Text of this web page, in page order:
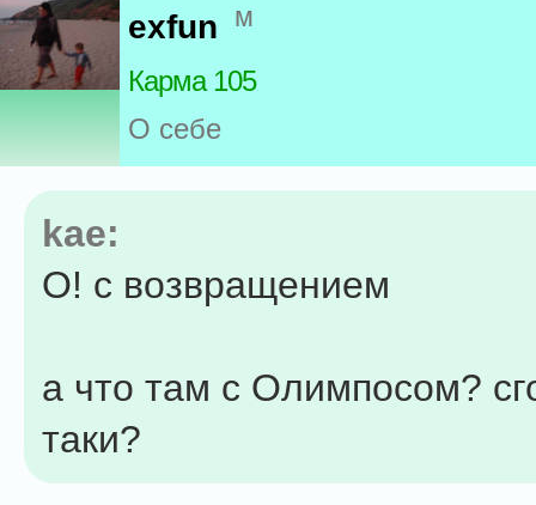
exfun м
Карма 105
О себе
kae:
О! с возвращением
а что там с Олимпосом?
таки?